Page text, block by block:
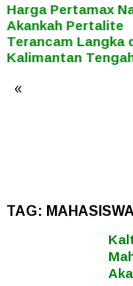
«
Harga Pertamax
Akankah Pertalite
Terancam Langka
Kalimantan
TAG: